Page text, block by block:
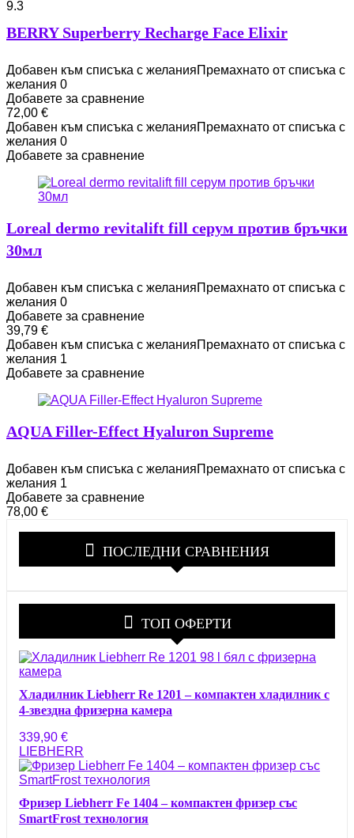
9.3
BERRY Superberry Recharge Face Elixir
Добавен към списъка с желанияПремахнато от списъка с
желания 0
Добавете за сравнение
72,00 €
Добавен към списъка с желанияПремахнато от списъка с
желания 0
Добавете за сравнение
Loreal dermo revitalift fill серум против бръчки
30мл
Добавен към списъка с желанияПремахнато от списъка с
желания 0
Добавете за сравнение
39,79 €
Добавен към списъка с желанияПремахнато от списъка с
желания 1
Добавете за сравнение
AQUA Filler-Effect Hyaluron Supreme
Добавен към списъка с желанияПремахнато от списъка с
желания 1
Добавете за сравнение
78,00 €
ПОСЛЕДНИ СРАВНЕНИЯ
ТОП ОФЕРТИ
Хладилник Liebherr Re 1201 – компактен хладилник с
4-звездна фризерна камера
339,90 €
LIEBHERR
Фризер Liebherr Fe 1404 – компактен фризер със
SmartFrost технология